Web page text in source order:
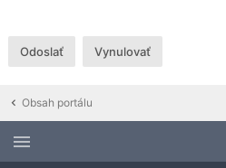
Obsah portálu